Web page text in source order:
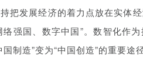
把发展经济的着力点放在实体
强国、数字中国”。数智化作
制造”变为“中国创造”的重要途径